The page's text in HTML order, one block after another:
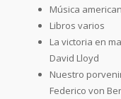
Música
Libros varios
La victoria en
David Lloyd
Nuestro
Federico von